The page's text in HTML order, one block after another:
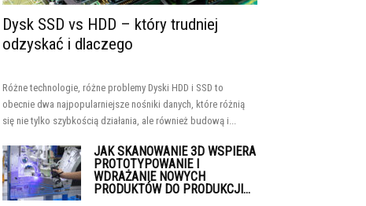
Dysk SSD vs HDD – który trudniej
odzyskać i dlaczego
Różne technologie, różne problemy Dyski HDD i SSD to
obecnie dwa najpopularniejsze nośniki danych, które różnią
się nie tylko szybkością działania, ale również budową i...
JAK SKANOWANIE 3D WSPIERA
PROTOTYPOWANIE I
WDRAŻANIE NOWYCH
PRODUKTÓW DO PRODUKCJI...